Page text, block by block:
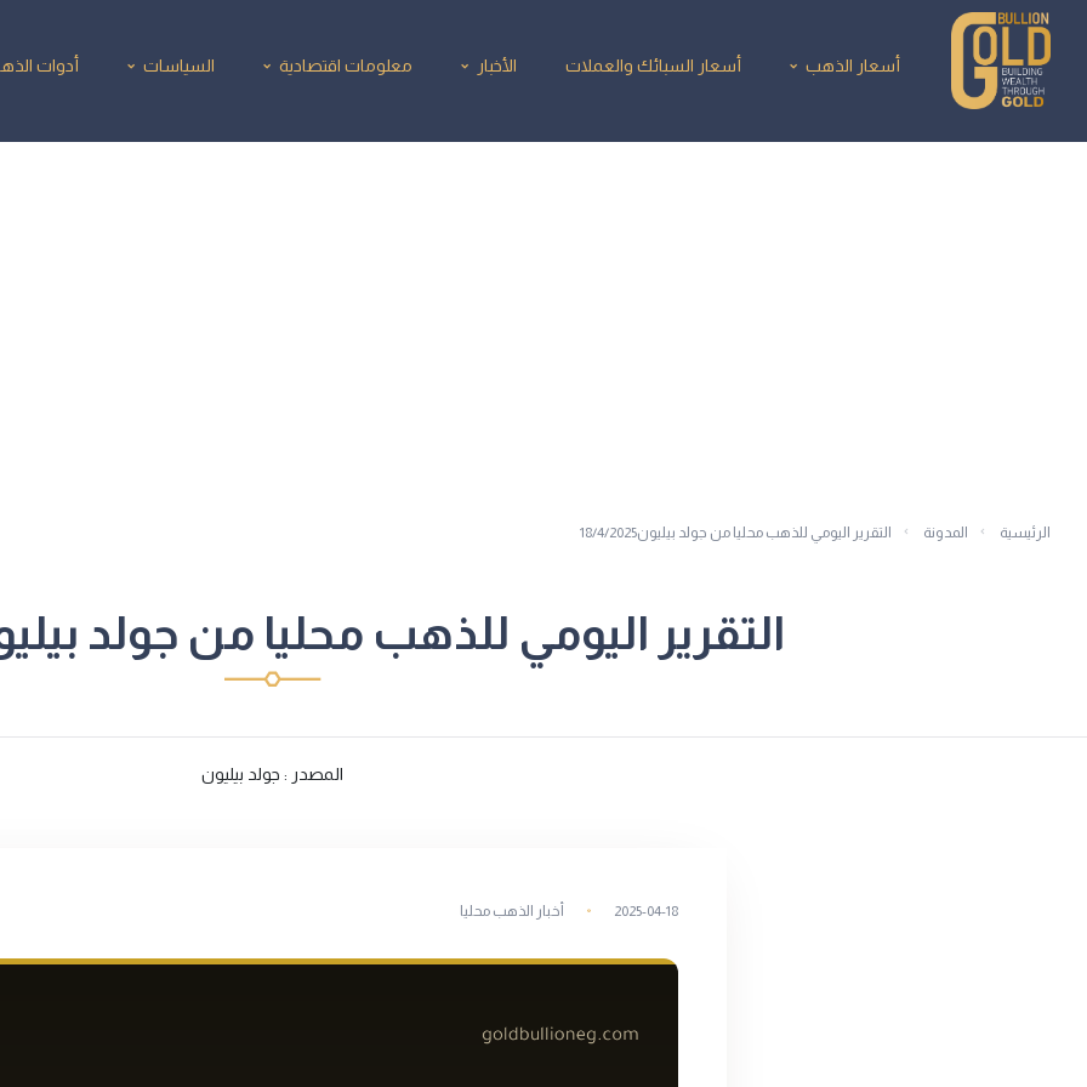
أسعار الذهب أسعار السبائك والعملات الأخبار معلومات اقتصادية السياسات أدوات
الرئيسية المدونة التقرير اليومي للذهب محليا من جولد بيليون18/4/2025
التقرير اليومي للذهب محليا من جولد بيليون18/4/
المصدر : جولد بيليون
2025-04-18 أخبار الذهب محليا